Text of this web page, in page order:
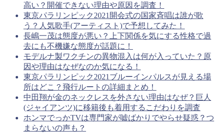
高い？開催できない理由や原因を調査！
東京パラリンピック2021開会式の国家斉唱は誰が歌
う？人気歌手(アーティスト)で予想してみた！
長嶋一茂は態度が悪い？上下関係を気にする性格で過
去にも不機嫌な態度が話題に！
モデルナ製ワクチンの異物混入は何が入っていた？原
因や理由はなぜなのか気になる！
東京パラリンピック2021ブルーインパルスが見える場
所はどこ？飛行ルートの詳細まとめ！
中田翔が金のネックレスを外さない理由はなぜ？巨人
(ジャイアンツ)に移籍後も着用するこだわりを調査
ホンマでっかTVは専門家が嘘ばかりでやらせ疑惑？つ
まらないの声も？